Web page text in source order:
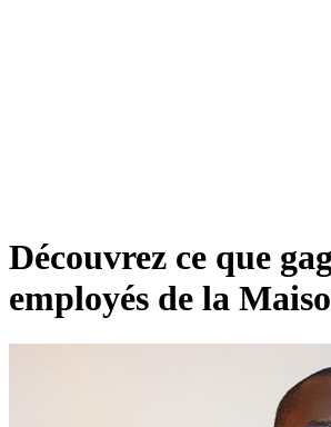
Découvrez ce que
employés de la